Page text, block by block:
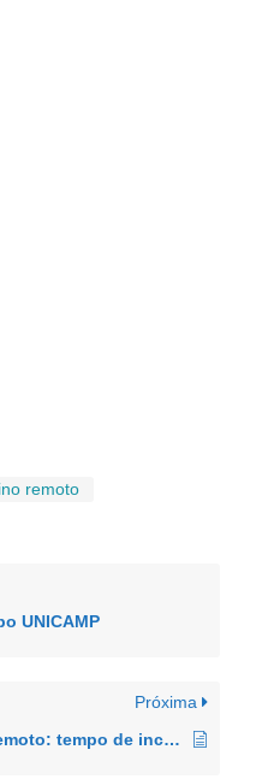
remoto
UNICAMP
Próxima
Artigo: Pandemia e ensino remoto: tempo de incertezas e invenção